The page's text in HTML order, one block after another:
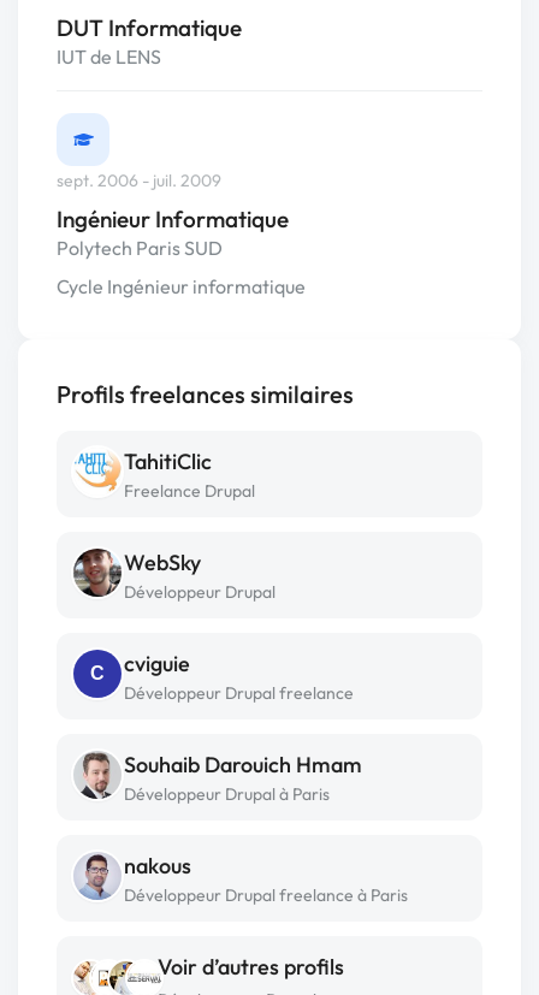
DUT Informatique
IUT de LENS
sept. 2006 - juil. 2009
Ingénieur Informatique
Polytech Paris SUD
Cycle Ingénieur informatique
Profils freelances similaires
TahitiClic
Freelance Drupal
WebSky
Développeur Drupal
C cviguie
Développeur Drupal freelance
Souhaib Darouich Hmam
Développeur Drupal à Paris
nakous
Développeur Drupal freelance à Paris
Voir d’autres profils